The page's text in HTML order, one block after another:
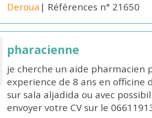
Deroua | Références n° 21650
pharacienne
je cherche un aide pharmacien
experience de 8 ans en
sur sala aljadida ou avec
envoyer votre CV sur le